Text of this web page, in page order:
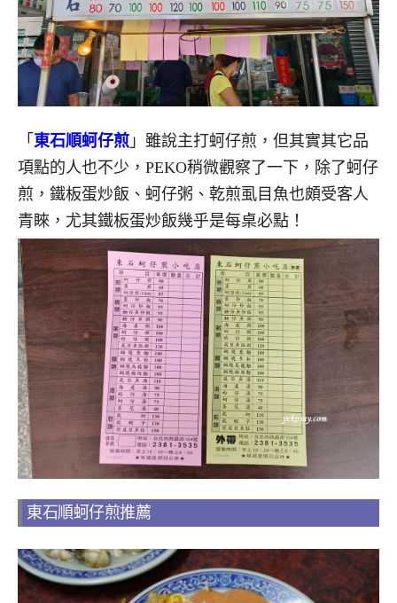
「 東石順蚵仔煎 」雖說主打蚵仔煎，但其實其它品
項點的人也不少，PEKO稍微觀察了一下，除了蚵仔
煎，鐵板蛋炒飯、蚵仔粥、乾煎虱目魚也頗受客人
青睞，尤其鐵板蛋炒飯幾乎是每桌必點！
東石順蚵仔煎推薦